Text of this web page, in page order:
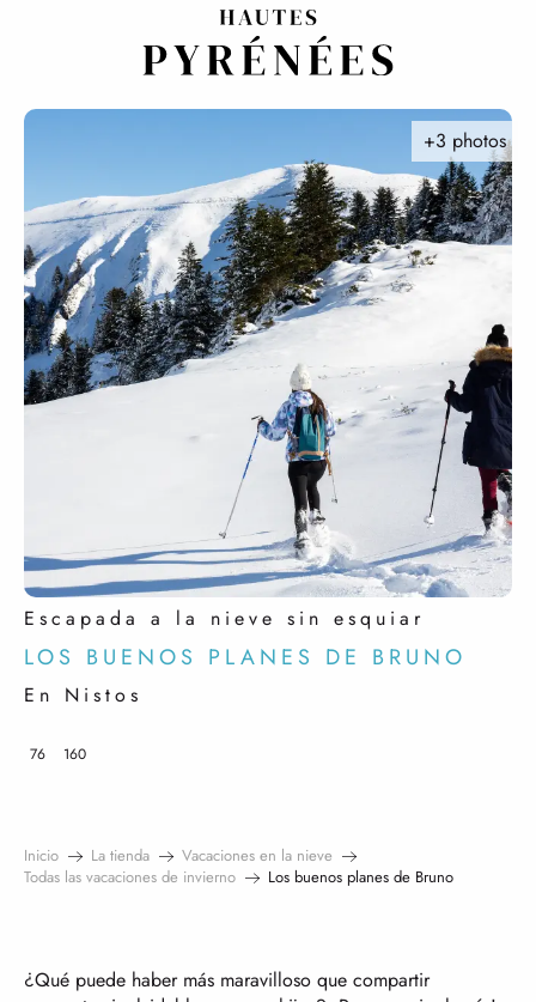
Escapada a la nieve sin esquiar
LOS BUENOS PLANES DE BRUNO
En Nistos
+3 photos
76 160
Inicio La tienda
Vacaciones en la nieve
Todas las vacaciones de invierno
Los buenos planes de Bruno
¿Qué puede haber más maravilloso que compartir